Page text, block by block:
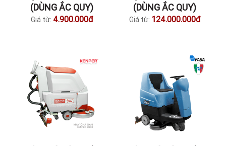
(DÙNG ẮC QUY)
Giá từ: 4.900.000đ
(DÙNG ẮC QUY)
Giá từ: 124.000.000đ